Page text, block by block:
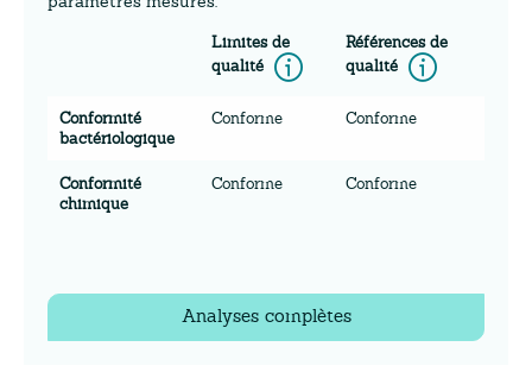
Limites de
qualité
Information
Références de
qualité
Conformité
bactériologique
Conforme Conforme
Conformité
chimique
Conforme Conforme
Analyses complètes